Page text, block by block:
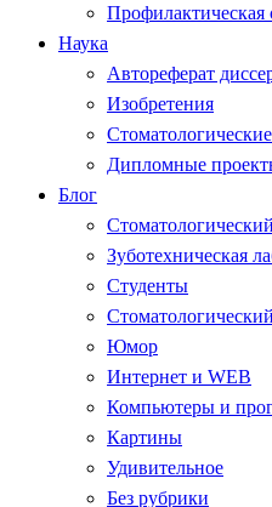
Профилактическая
Наука
Автореферат
Изобретения
Дипломные
Блог
Зуботехническая
Студенты
Юмор
Интернет и WEB
Компьютеры и
Картины
Удивительное
Без рубрики